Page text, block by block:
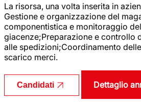
La risorsa, una volta inserita in
Gestione e organizzazione del
componentistica e monitoraggio
giacenze;Preparazione e controllo
alle spedizioni;Coordinamento
scarico merci.
Candidati Dettaglio